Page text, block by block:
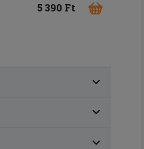
5 390 Ft